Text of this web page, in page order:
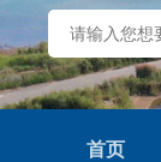
首页